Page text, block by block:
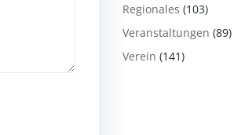
Regionales (103)
Veranstaltungen (89)
Verein (141)